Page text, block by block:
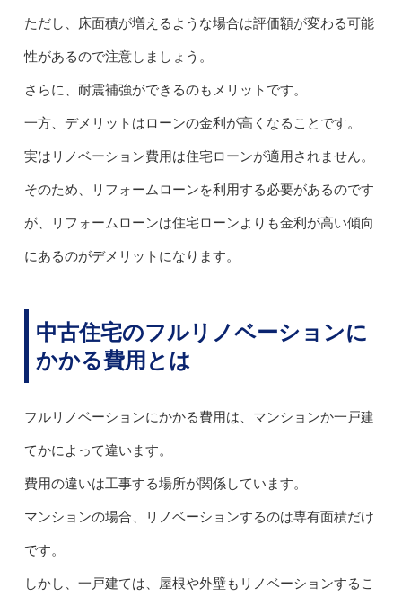
ただし、床面積が増えるような場合は評価額が変わる可能
性があるので注意しましょう。
さらに、耐震補強ができるのもメリットです。
一方、デメリットはローンの金利が高くなることです。
実はリノベーション費用は住宅ローンが適用されません。
そのため、リフォームローンを利用する必要があるのです
が、リフォームローンは住宅ローンよりも金利が高い傾向
にあるのがデメリットになります。
中古住宅のフルリノベーションに
かかる費用とは
フルリノベーションにかかる費用は、マンションか一戸建
てかによって違います。
費用の違いは工事する場所が関係しています。
マンションの場合、リノベーションするのは専有面積だけ
です。
しかし、一戸建ては、屋根や外壁もリノベーションするこ